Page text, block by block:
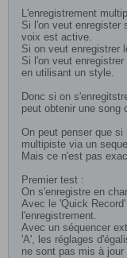
L'enregistrement
Si l'on veut enregister
voix est active.
Si on veut enregistrer
Si l'on veut
en utilisant un style.
Donc si on
peut obtenir une song
On peut penser que
multipiste via un
Mais ce n'est pas
Premier test :
On s'enregistre en
Avec le 'Quick
l'enregistrement.
Avec un séquencer
'A', les réglages
ne sont pas mis à